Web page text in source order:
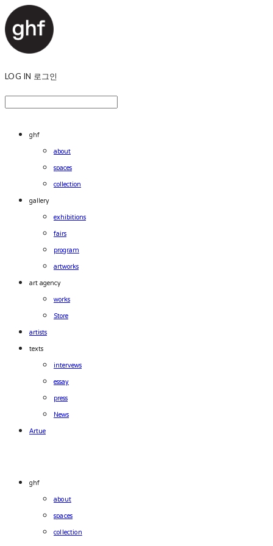
LOG IN 로그인
ghf
about
spaces
collection
gallery
exhibitions
fairs
program
artworks
art agency
works
Store
artists
texts
intervews
essay
press
News
Artue
ghf
about
spaces
collection